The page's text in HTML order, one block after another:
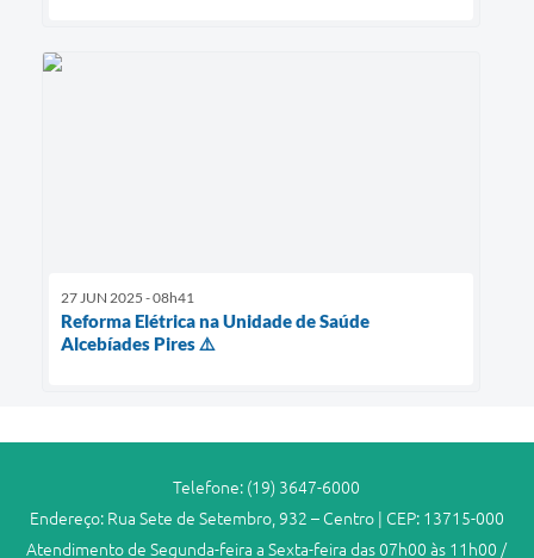
27 JUN 2025 - 08h41
Reforma Elétrica na Unidade de Saúde
Alcebíades Pires ⚠️
Telefone: (19) 3647-6000
Endereço: Rua Sete de Setembro, 932 – Centro | CEP: 13715-000
Atendimento de Segunda-feira a Sexta-feira das 07h00 às 11h00 /